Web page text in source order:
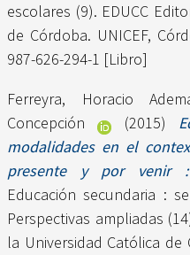
escolares (9). EDUCC
de Córdoba. UNICEF,
987-626-294-1 [Libro]
Ferreyra, Horacio
Concepción
(2015)
modalidades en el
presente y por venir :
Educación secundaria :
Perspectivas ampliadas
la Universidad Católica de